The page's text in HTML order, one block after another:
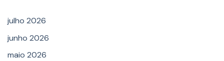
julho 2026
junho 2026
maio 2026